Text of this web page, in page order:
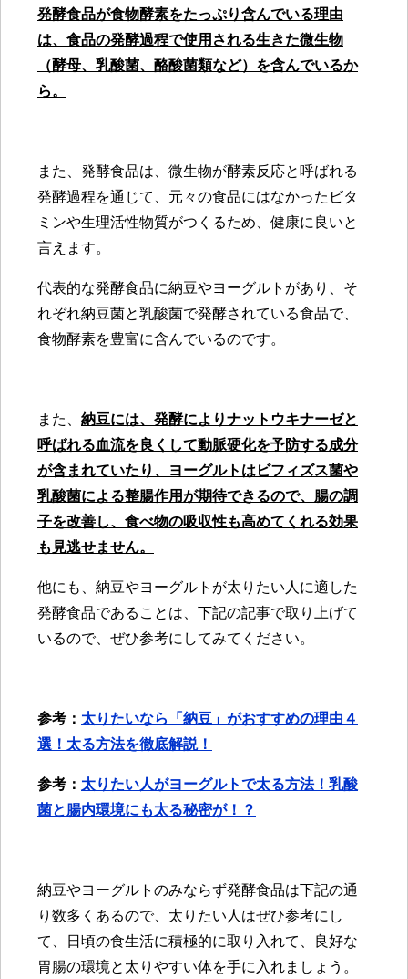
発酵食品が食物酵素をたっぷり含んでいる理由
は、食品の発酵過程で使用される生きた微生物
（酵母、乳酸菌、酪酸菌類など）を含んでいるか
ら。
また、発酵食品は、微生物が酵素反応と呼ばれる
発酵過程を通じて、元々の食品にはなかったビタ
ミンや生理活性物質がつくるため、健康に良いと
言えます。
代表的な発酵食品に納豆やヨーグルトがあり、そ
れぞれ納豆菌と乳酸菌で発酵されている食品で、
食物酵素を豊富に含んでいるのです。
また、 納豆には、発酵によりナットウキナーゼと
呼ばれる血流を良くして動脈硬化を予防する成分
が含まれていたり、ヨーグルトはビフィズス菌や
乳酸菌による整腸作用が期待できるので、腸の調
子を改善し、食べ物の吸収性も高めてくれる効果
も見逃せません。
他にも、納豆やヨーグルトが太りたい人に適した
発酵食品であることは、下記の記事で取り上げて
いるので、ぜひ参考にしてみてください。
参考： 太りたいなら「納豆」がおすすめの理由４
選！太る方法を徹底解説！
参考： 太りたい人がヨーグルトで太る方法！乳酸
菌と腸内環境にも太る秘密が！？
納豆やヨーグルトのみならず発酵食品は下記の通
り数多くあるので、太りたい人はぜひ参考にし
て、日頃の食生活に積極的に取り入れて、良好な
胃腸の環境と太りやすい体を手に入れましょう。